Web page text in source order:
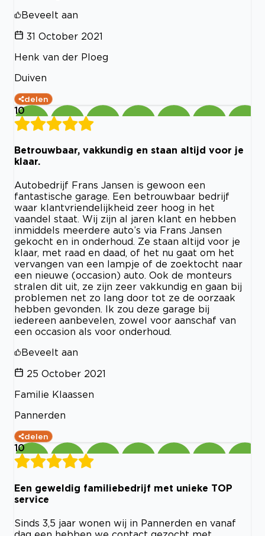
Beveelt aan
31 October 2021
Henk van der Ploeg
Duiven
delen
10
Betrouwbaar, vakkundig en staan altijd voor je
klaar.
Autobedrijf Frans Jansen is gewoon een
fantastische garage. Een betrouwbaar bedrijf
waar klantvriendelijkheid zeer hoog in het
vaandel staat. Wij zijn al jaren klant en hebben
inmiddels meerdere auto’s via Frans Jansen
gekocht en in onderhoud. Ze staan altijd voor je
klaar, met raad en daad, of het nu gaat om het
vervangen van een lampje of de zoektocht naar
een nieuwe (occasion) auto. Ook de monteurs
stralen dit uit, ze zijn zeer vakkundig en gaan bij
problemen net zo lang door tot ze de oorzaak
hebben gevonden. Ik zou deze garage bij
iedereen aanbevelen, zowel voor aanschaf van
een occasion als voor onderhoud.
Beveelt aan
25 October 2021
Familie Klaassen
Pannerden
delen
10
Een geweldig familiebedrijf met unieke TOP
service
Sinds 3,5 jaar wonen wij in Pannerden en vanaf